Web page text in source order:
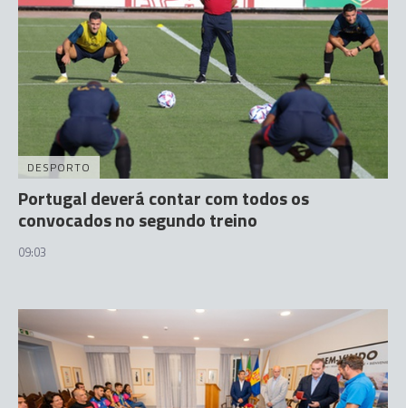
DESPORTO
Portugal deverá contar com todos os
convocados no segundo treino
09:03